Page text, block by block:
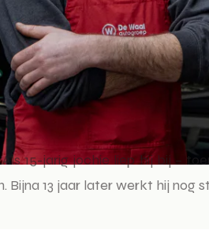
15-jarig jochie liep hij bij –
13 jaar later werkt hij nog